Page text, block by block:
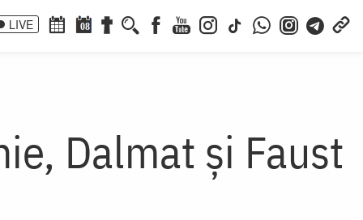
LIVE 08
Dalmat și Faust